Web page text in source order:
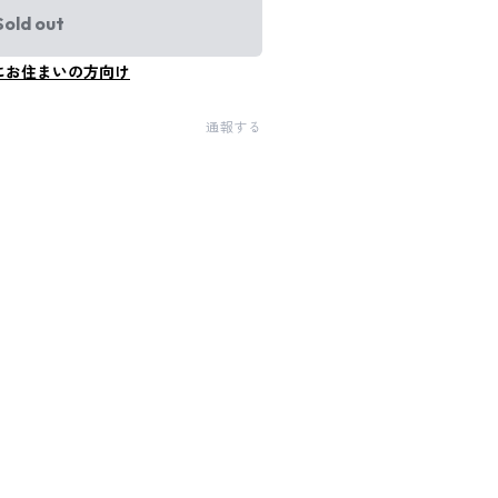
out
お住まいの方向け
通報する